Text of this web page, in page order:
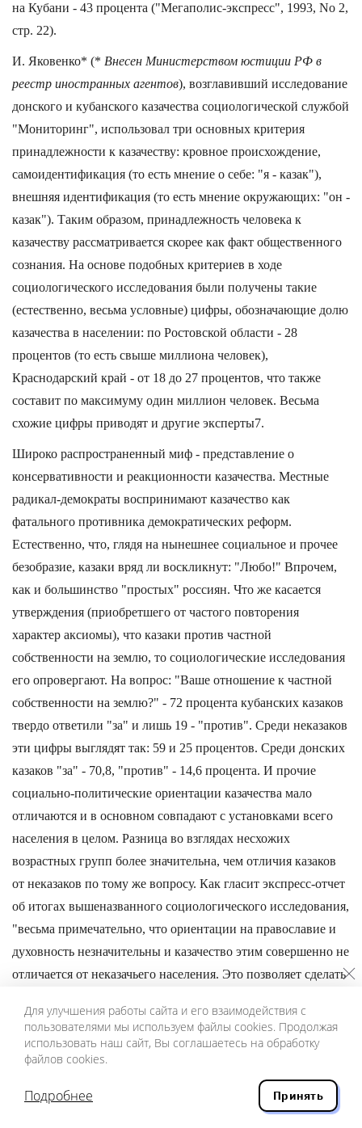
на Кубани - 43 процента ("Мегаполис-экспресс", 1993, No 2,
стр. 22).
И. Яковенко* (* Внесен Министерством юстиции РФ в
реестр иностранных агентов), возглавивший исследование
донского и кубанского казачества социологической службой
"Мониторинг", использовал три основных критерия
принадлежности к казачеству: кровное происхождение,
самоидентификация (то есть мнение о себе: "я - казак"),
внешняя идентификация (то есть мнение окружающих: "он -
казак"). Таким образом, принадлежность человека к
казачеству рассматривается скорее как факт общественного
сознания. На основе подобных критериев в ходе
социологического исследования были получены такие
(естественно, весьма условные) цифры, обозначающие долю
казачества в населении: по Ростовской области - 28
процентов (то есть свыше миллиона человек),
Краснодарский край - от 18 до 27 процентов, что также
составит по максимуму один миллион человек. Весьма
схожие цифры приводят и другие эксперты7.
Широко распространенный миф - представление о
консервативности и реакционности казачества. Местные
радикал-демократы воспринимают казачество как
фатального противника демократических реформ.
Естественно, что, глядя на нынешнее социальное и прочее
безобразие, казаки вряд ли воскликнут: "Любо!" Впрочем,
как и большинство "простых" россиян. Что же касается
утверждения (приобретшего от частого повторения
характер аксиомы), что казаки против частной
собственности на землю, то социологические исследования
его опровергают. На вопрос: "Ваше отношение к частной
cобственности на землю?" - 72 процента кубанских казаков
твердо ответили "за" и лишь 19 - "против". Среди неказаков
эти цифры выглядят так: 59 и 25 процентов. Среди донских
казаков "за" - 70,8, "против" - 14,6 процента. И прочие
социально-политические ориентации казачества мало
отличаются и в основном совпадают с установками всего
населения в целом. Разница во взглядах несхожих
возрастных групп более значительна, чем отличия казаков
от неказаков по тому же вопросу. Как гласит экспресс-отчет
об итогах вышеназванного социологического исследования,
"весьма примечательно, что ориентации на православие и
духовность незначительны и казачество этим совершенно не
отличается от неказачьего населения. Это позволяет сделать
специфической социальной общности, котора имеет с
дореволюционным казачеством некоторую культурную,
кровную связь, но все же не может быть воспринята как
перенос в Россию 90-х годов XX века социальной
общности, прекратившей свое существование в первой
Для улучшения работы сайта и его взаимодействия с
пользователями мы используем файлы cookies. Продолжая
использовать наш сайт, Вы соглашаетесь на обработку
файлов cookies.
Подробнее Принять